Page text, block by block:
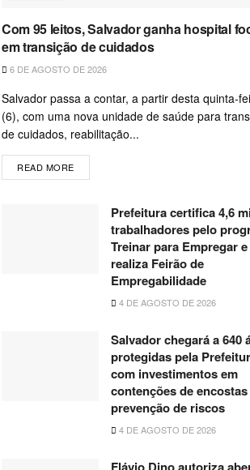
Com 95 leitos, Salvador ganha hospital
em transição de cuidados
6 DE AGOSTO DE 2026
Salvador passa a contar, a partir desta quinta-
(6), com uma nova unidade de saúde para
de cuidados, reabilitação...
READ MORE
Prefeitura certifica 4,6
trabalhadores pelo
Treinar para Empregar e
realiza Feirão de
Empregabilidade
4 DE AGOSTO DE 2026
Salvador chegará a 640
protegidas pela
com investimentos em
contenções de encostas
prevenção de riscos
4 DE AGOSTO DE 2026